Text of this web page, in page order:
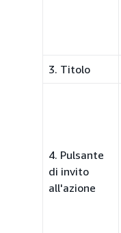
3. Titolo
4. Pulsante
di invito
all'azione